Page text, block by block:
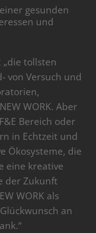
gesunden
und
tollsten
von Versuch und
WORK. Aber
Bereich oder
in Echtzeit und
Ökosysteme, die
eine kreative
der Zukunft
WORK als
an